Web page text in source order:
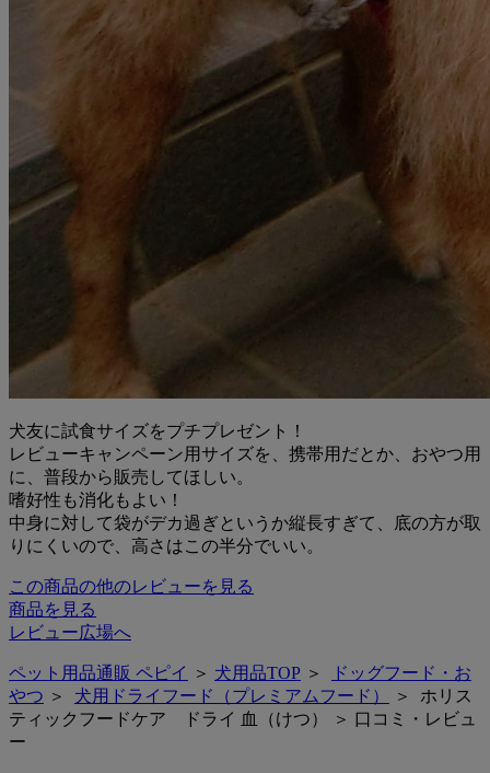
犬友に試食サイズをプチプレゼント！
レビューキャンペーン用サイズを、携帯用だとか、おやつ用
に、普段から販売してほしい。
嗜好性も消化もよい！
中身に対して袋がデカ過ぎというか縦長すぎて、底の方が取
りにくいので、高さはこの半分でいい。
この商品の他のレビューを見る
商品を見る
レビュー広場へ
ペット用品通販 ペピイ ＞ 犬用品TOP ＞
ドッグフード・お
やつ ＞ 犬用ドライフード（プレミアムフード）
＞ ホリス
ティックフードケア ドライ 血（けつ） ＞ 口コミ・レビュ
ー